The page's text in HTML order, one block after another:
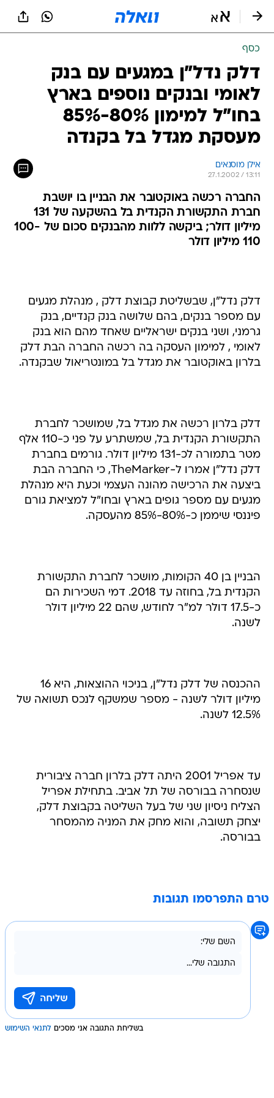
כסף
דלק נדל"ן במגעים עם בנק
לאומי ובנקים נוספים בארץ
בחו"ל למימון 80%-85%
מעסקת מגדל בל בקנדה
אילן מוסנאים
27.1.2002 / 13:11
החברה רכשה באוקטובר את הבניין בו יושבת
חברת התקשורת הקנדית בל בהשקעה של 131
מיליון דולר; ביקשה ללוות מהבנקים סכום של 100-
110 מיליון דולר
דלק נדל"ן, שבשליטת קבוצת דלק , מנהלת מגעים
עם מספר בנקים, בהם שלושה בנק קנדיים, בנק
גרמני, ושני בנקים ישראליים שאחד מהם הוא בנק
לאומי , למימון העסקה בה רכשה החברה הבת דלק
בלרון באוקטובר את מגדל בל במונטריאול שבקנדה.
דלק בלרון רכשה את מגדל בל, שמושכר לחברת
התקשורת הקנדית בל, שמשתרע על פני כ-110 אלף
מטר בתמורה לכ-131 מיליון דולר. גורמים בחברת
דלק נדל"ן אמרו ל-TheMarker, כי החברה הבת
ביצעה את הרכישה מהונה העצמי וכעת היא מנהלת
מגעים עם מספר גופים בארץ ובחו"ל למציאת גורם
פיננסי שיממן כ-80%-85% מהעסקה.
הבניין בן 40 הקומות, מושכר לחברת התקשורת
הקנדית בל, בחוזה עד 2018. דמי השכירות הם
כ-17.5 דולר למ"ר לחודש, שהם 22 מיליון דולר
לשנה.
ההכנסה של דלק נדל"ן, בניכוי ההוצאות, היא 16
מיליון דולר לשנה - מספר שמשקף לנכס תשואה של
12.5% לשנה.
עד אפריל 2001 היתה דלק בלרון חברה ציבורית
שנסחרה בבורסה של תל אביב. בתחילת אפריל
הצליח ניסיון שני של בעל השליטה בקבוצת דלק,
יצחק תשובה, והוא מחק את המניה מהמסחר
בבורסה.
טרם התפרסמו תגובות
בשליחת התגובה אני מסכים לתנאי השימוש